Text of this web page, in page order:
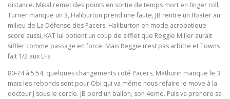
distance. Mikal remet des points en sortie de temps mort en finger roll,
Turner manque un 3, Haliburton prend une faute, JB rentre un floater au
milieu de La Défense des Pacers. Haliburton en mode acrobatique
score aussi, KAT lui obtient un coup de sifflet que Reggie Miller aurait
siffler comme passage en force. Mais Reggie n’est pas arbitre et Towns
fait 1/2 aux LFs.
80-74 à 5:54, quelques changements coté Pacers, Mathurin manque le 3
mais les rebonds sont pour Obi qui va même nous refaire le move à la
docteur J sous le cercle. JB perd un ballon, son 4eme. Puis va prendre sa